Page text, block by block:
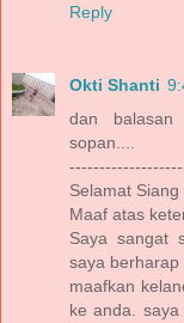
Reply
Okti Shanti
dan balasan
sopan....
Selamat
Maaf atas
Saya sangat
saya berharap
maafkan
ke anda.